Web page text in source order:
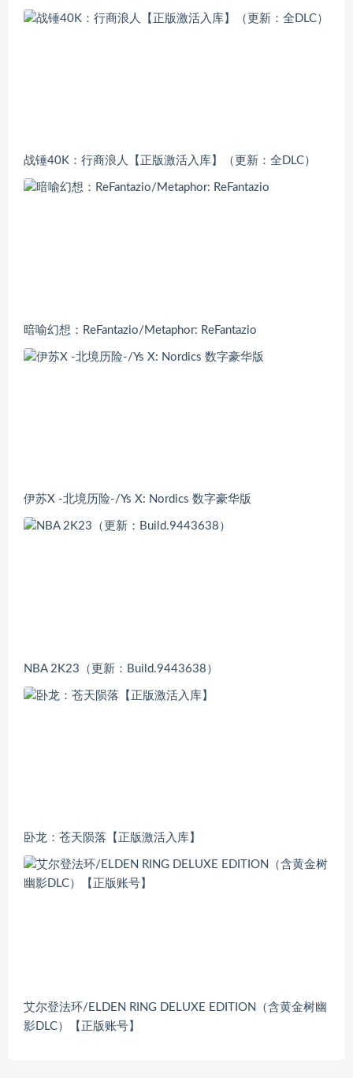
战锤40K：行商浪人【正版激活入库】（更新：全DLC）
暗喻幻想：ReFantazio/Metaphor: ReFantazio
伊苏X -北境历险-/Ys X: Nordics 数字豪华版
NBA 2K23（更新：Build.9443638）
卧龙：苍天陨落【正版激活入库】
艾尔登法环/ELDEN RING DELUXE EDITION（含黄金树幽
影DLC）【正版账号】